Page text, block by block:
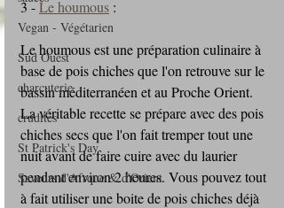
Vegan - Végétarien
Sud Ouest
charcuterie
crudités
St Patrick's Day
Saveurs d'Afrque & d'Orient
3 - Le houmous :
Le houmous est une préparation culinaire à
base de pois chiches que l'on retrouve sur le
bassin méditerranéen et au Proche Orient.
La véritable recette se prépare avec des pois
chiches secs que l'on fait tremper tout une
nuit avant de faire cuire avec du laurier
pendant environ 2 heures. Vous pouvez tout
à fait utiliser une boite de pois chiches déjà